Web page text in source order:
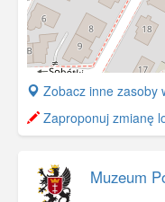
+
−
Zobacz inne zasoby
Zaproponuj zmianę
Muzeum